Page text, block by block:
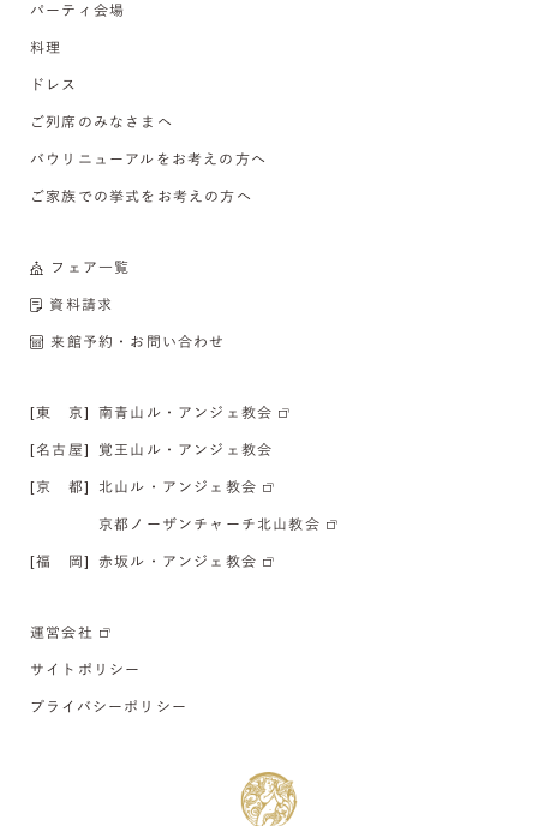
パーティ会場
料理
ドレス
ご列席のみなさまへ
バウリニューアルをお考えの方へ
ご家族での挙式をお考えの方へ
フェア一覧
資料請求
来館予約・お問い合わせ
[東 京] 南青山ル・アンジェ教会
[名古屋] 覚王山ル・アンジェ教会
[京 都] 北山ル・アンジェ教会
京都ノーザンチャーチ北山教会
[福 岡] 赤坂ル・アンジェ教会
運営会社
サイトポリシー
プライバシーポリシー